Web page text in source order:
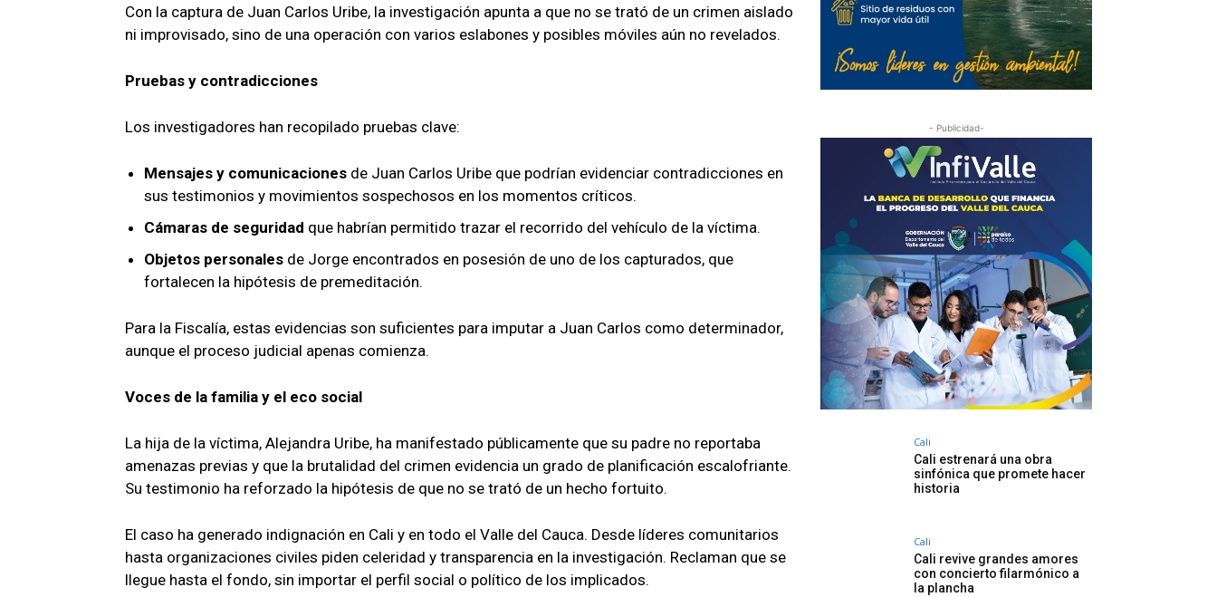
Con la captura de Juan Carlos Uribe, la investigación apunta a que no se trató de un crimen aislado
ni improvisado, sino de una operación con varios eslabones y posibles móviles aún no revelados.
Pruebas y contradicciones
Los investigadores han recopilado pruebas clave:
Mensajes y comunicaciones de Juan Carlos Uribe que podrían evidenciar contradicciones en
sus testimonios y movimientos sospechosos en los momentos críticos.
Cámaras de seguridad que habrían permitido trazar el recorrido del vehículo de la víctima.
Objetos personales de Jorge encontrados en posesión de uno de los capturados, que
fortalecen la hipótesis de premeditación.
Para la Fiscalía, estas evidencias son suficientes para imputar a Juan Carlos como determinador,
aunque el proceso judicial apenas comienza.
Voces de la familia y el eco social
La hija de la víctima, Alejandra Uribe, ha manifestado públicamente que su padre no reportaba
amenazas previas y que la brutalidad del crimen evidencia un grado de planificación escalofriante.
Su testimonio ha reforzado la hipótesis de que no se trató de un hecho fortuito.
El caso ha generado indignación en Cali y en todo el Valle del Cauca. Desde líderes comunitarios
hasta organizaciones civiles piden celeridad y transparencia en la investigación. Reclaman que se
llegue hasta el fondo, sin importar el perfil social o político de los implicados.
- Publicidad-
Cali
Cali estrenará una obra
sinfónica que promete hacer
historia
Cali
Cali revive grandes amores
con concierto filarmónico a
la plancha